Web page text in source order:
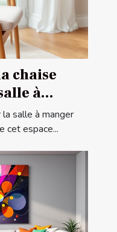
chaise
à
salle à manger
cet espace...